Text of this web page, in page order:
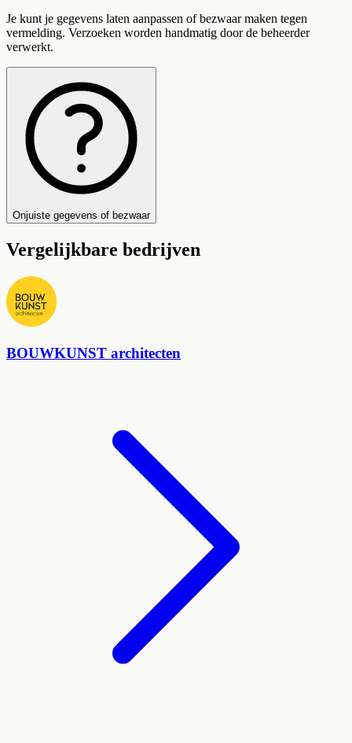
Je kunt je gegevens laten aanpassen of bezwaar maken tegen
vermelding. Verzoeken worden handmatig door de beheerder
verwerkt.
Onjuiste gegevens of bezwaar
Vergelijkbare bedrijven
BOUWKUNST architecten